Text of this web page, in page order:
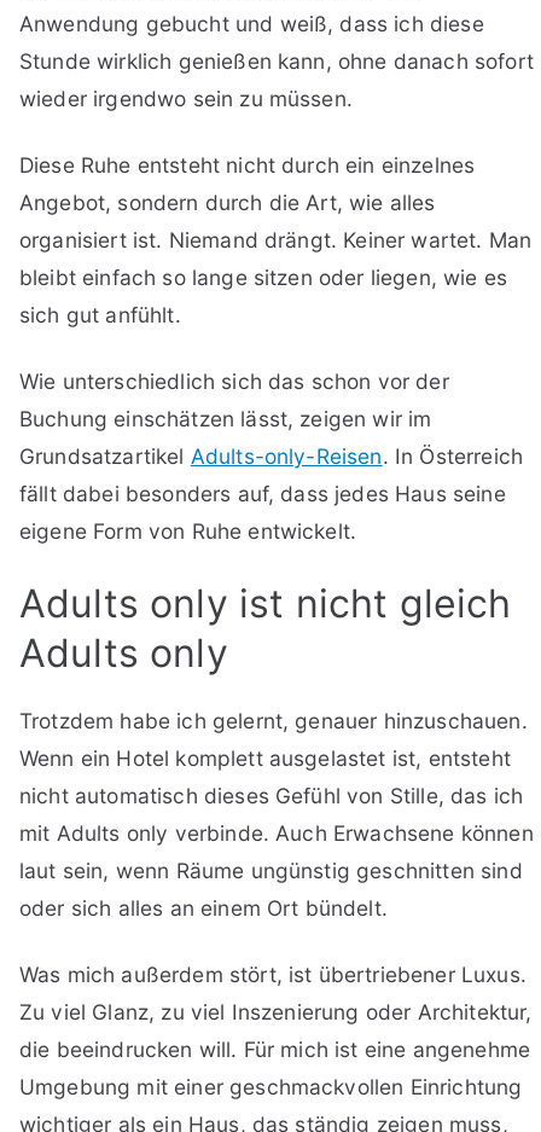
Anwendung gebucht und weiß, dass ich diese
Stunde wirklich genießen kann, ohne danach sofort
wieder irgendwo sein zu müssen.
Diese Ruhe entsteht nicht durch ein einzelnes
Angebot, sondern durch die Art, wie alles
organisiert ist. Niemand drängt. Keiner wartet. Man
bleibt einfach so lange sitzen oder liegen, wie es
sich gut anfühlt.
Wie unterschiedlich sich das schon vor der
Buchung einschätzen lässt, zeigen wir im
Grundsatzartikel Adults-only-Reisen. In Österreich
fällt dabei besonders auf, dass jedes Haus seine
eigene Form von Ruhe entwickelt.
Adults only ist nicht gleich
Adults only
Trotzdem habe ich gelernt, genauer hinzuschauen.
Wenn ein Hotel komplett ausgelastet ist, entsteht
nicht automatisch dieses Gefühl von Stille, das ich
mit Adults only verbinde. Auch Erwachsene können
laut sein, wenn Räume ungünstig geschnitten sind
oder sich alles an einem Ort bündelt.
Was mich außerdem stört, ist übertriebener Luxus.
Zu viel Glanz, zu viel Inszenierung oder Architektur,
die beeindrucken will. Für mich ist eine angenehme
Umgebung mit einer geschmackvollen Einrichtung
wichtiger als ein Haus, das ständig zeigen muss,